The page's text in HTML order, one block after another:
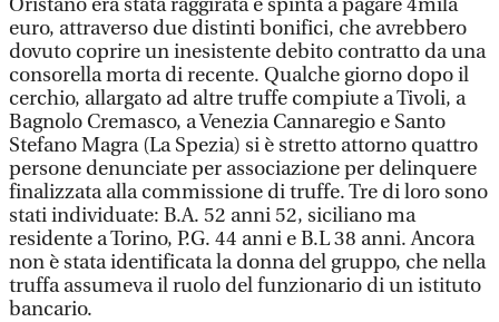
Oristano era stata raggirata e spinta a pagare 4mila
euro, attraverso due distinti bonifici, che avrebbero
dovuto coprire un inesistente debito contratto da una
consorella morta di recente. Qualche giorno dopo il
cerchio, allargato ad altre truffe compiute a Tivoli, a
Bagnolo Cremasco, a Venezia Cannaregio e Santo
Stefano Magra (La Spezia) si è stretto attorno quattro
persone denunciate per associazione per delinquere
finalizzata alla commissione di truffe. Tre di loro sono
stati individuate: B.A. 52 anni 52, siciliano ma
residente a Torino, P.G. 44 anni e B.L 38 anni. Ancora
non è stata identificata la donna del gruppo, che nella
truffa assumeva il ruolo del funzionario di un istituto
bancario.